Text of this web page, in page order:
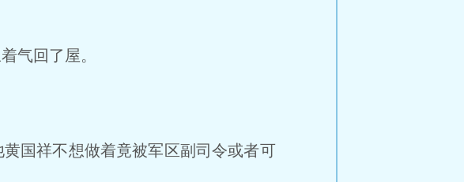
气回了屋。
国祥不想做着竟被军区副司令或者可